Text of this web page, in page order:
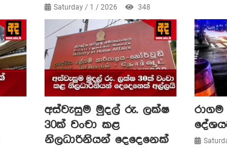
Saturday / 1 / 2026 348
අස්වැසුම මුදල් රු. ලක්ෂ
30ක් වංචා කළ
නිලධාරිනියන් දෙදෙනෙක්